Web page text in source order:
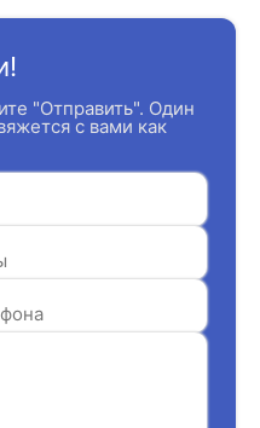
"Отправить". Один
с вами как